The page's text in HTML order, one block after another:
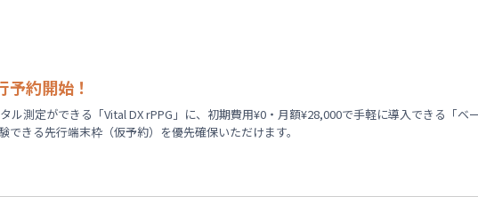
約開始！
ル測定ができる「Vital DX rPPG」に、初期費用¥0・月額¥28,000で手軽に導入できる「
きる先行端末枠（仮予約）を優先確保いただけます。